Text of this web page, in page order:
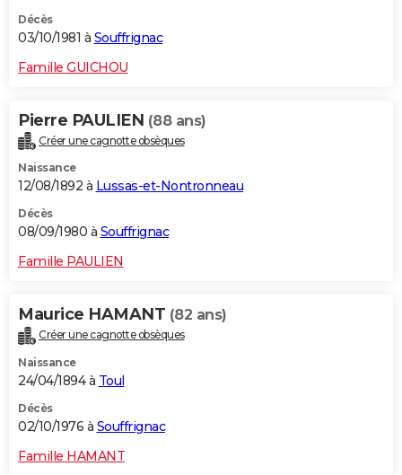
Décès
03/10/1981 à Souffrignac
Famille GUICHOU
Pierre PAULIEN (88 ans)
Créer une cagnotte obsèques
Naissance
12/08/1892 à Lussas-et-Nontronneau
Décès
08/09/1980 à Souffrignac
Famille PAULIEN
Maurice HAMANT (82 ans)
Créer une cagnotte obsèques
Naissance
24/04/1894 à Toul
Décès
02/10/1976 à Souffrignac
Famille HAMANT